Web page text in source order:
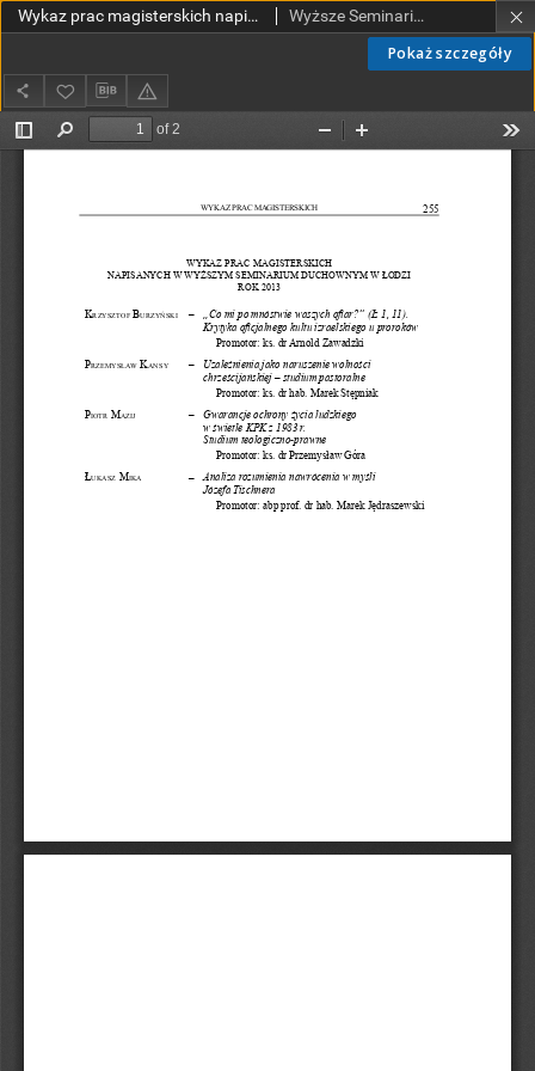
Pokaż szczegóły
Wykaz prac magisterskich napisanych w Wyższym Seminarium Duchownym w Łodzi. Rok 2013 Wyższe Seminarium Duchowne w Łodzi